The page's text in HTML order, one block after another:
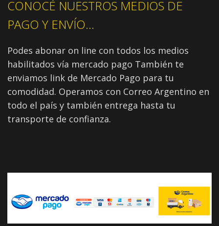
CONOCÉ NUESTROS MEDIOS DE
PAGO Y ENVÍO...
Podes abonar on line con todos los medios
habilitados vía mercado pago También te
enviamos link de Mercado Pago para tu
comodidad. Operamos con Correo Argentino en
todo el país y también entrega hasta tu
transporte de confianza.